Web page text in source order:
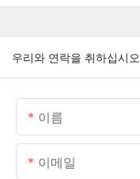
우리와 연락을 취하십시오
이름
이메일